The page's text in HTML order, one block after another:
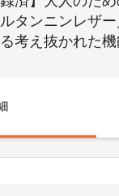
タンニンレザ
考え抜かれた